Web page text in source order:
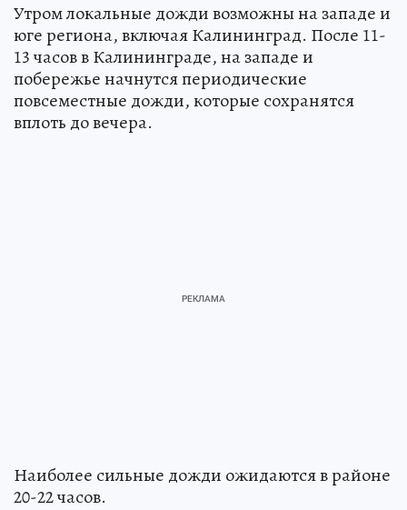
Утром локальные дожди возможны на западе и
юге региона, включая Калининград. После 11-
13 часов в Калининграде, на западе и
побережье начнутся периодические
повсеместные дожди, которые сохранятся
вплоть до вечера.
Наиболее сильные дожди ожидаются в районе
20-22 часов.